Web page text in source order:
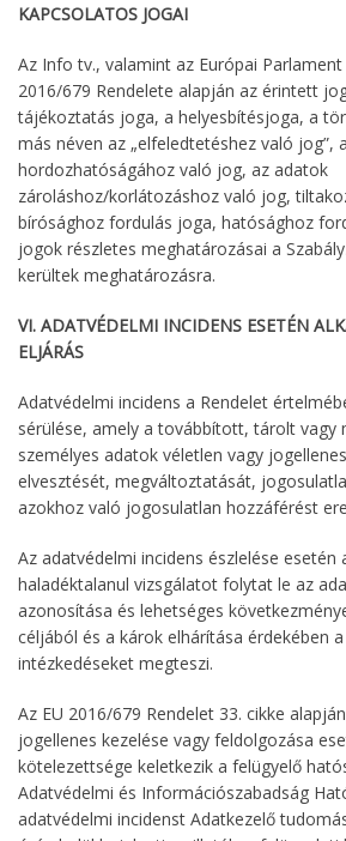
KAPCSOLATOS JOGAI
Az Info tv., valamint az Európai Parlament
2016/679 Rendelete alapján az érintett
tájékoztatás joga, a helyesbítésjoga, a
más néven az „elfeledtetéshez való jog”,
hordozhatóságához való jog, az adatok
zároláshoz/korlátozáshoz való jog,
bírósághoz fordulás joga, hatósághoz
jogok részletes meghatározásai a
kerültek meghatározásra.
VI. ADATVÉDELMI INCIDENS ESETÉN
ELJÁRÁS
Adatvédelmi incidens a Rendelet
sérülése, amely a továbbított, tárolt vagy
személyes adatok véletlen vagy
elvesztését, megváltoztatását,
azokhoz való jogosulatlan hozzáférést
Az adatvédelmi incidens észlelése esetén
haladéktalanul vizsgálatot folytat le az
azonosítása és lehetséges
céljából és a károk elhárítása érdekében
intézkedéseket megteszi.
Az EU 2016/679 Rendelet 33. cikke
jogellenes kezelése vagy feldolgozása
kötelezettsége keletkezik a felügyelő
Adatvédelmi és Információszabadság
adatvédelmi incidenst Adatkezelő